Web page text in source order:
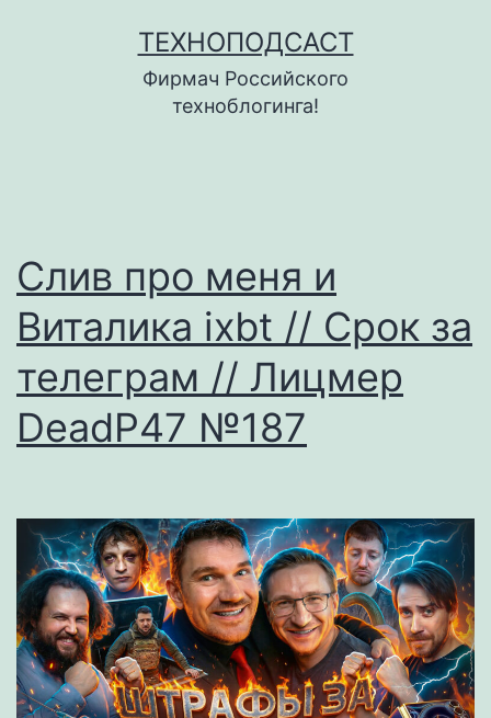
ТЕХНОПОДСАСТ
Фирмач Российского
техноблогинга!
Слив про меня и
Виталика ixbt // Срок за
телеграм // Лицмер
DeadP47 №187